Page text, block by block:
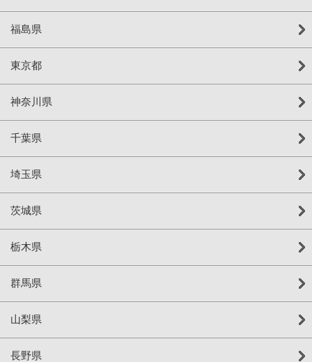
福島県
東京都
神奈川県
千葉県
埼玉県
茨城県
栃木県
群馬県
山梨県
長野県